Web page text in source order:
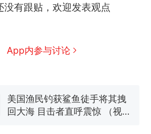
没有跟贴，欢迎发表观点
App内参与讨论
因老师一句“跟我回家”改写了
费大厨“全国小炒肉大王”称
号，仅凭视频评出？中国烹饪
140多朵
美国渔民钓获鲨鱼徒手将其拽
回大海 目击者直呼震惊 （视频